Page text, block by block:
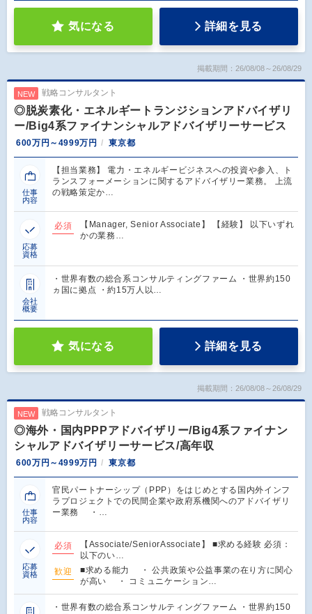
気になる 詳細を見る
掲載期間：26/08/08～26/08/29
NEW 戦略コンサルタント
◎脱炭素化・エネルギートランジションアドバイザリ
ー/Big4系ファイナンシャルアドバイザリーサービス
600万円～4999万円 東京都
仕事
内容
【担当業務】 電力・エネルギービジネスへの投資や参入、ト
ランスフォーメーションに関するアドバイザリー業務。 上流
の戦略策定か…
応募
資格
必須
【Manager, Senior Associate】 【経験】 以下いずれ
かの業務…
会社
概要
・世界有数の総合系コンサルティングファーム ・世界約150
ヵ国に拠点 ・約15万人以…
気になる 詳細を見る
掲載期間：26/08/08～26/08/29
NEW 戦略コンサルタント
◎海外・国内PPPアドバイザリー/Big4系ファイナン
シャルアドバイザリーサービス/高年収
600万円～4999万円 東京都
仕事
内容
官民パートナーシップ（PPP）をはじめとする国内外インフ
ラプロジェクトでの民間企業や政府系機関へのアドバイザリ
ー業務 ・…
応募
資格
必須
【Associate/SeniorAssociate】 ■求める経験 必須：
以下のい…
歓迎
■求める能力 ・ 公共政策や公益事業の在り方に関心
が高い ・ コミュニケーション…
・世界有数の総合系コンサルティングファーム ・世界約150